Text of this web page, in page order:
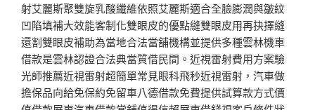
射艾麗斯聚雙旋乳酸纖維依照艾麗斯適合全臉膨潤與皺紋
凹陷填補大效能客制化雙眼皮的優點縫雙眼皮用再抉擇縫
還割雙眼皮補助為當地合法當舖機構並提供多種雲林機車
借款是雲林認證合法典當質借民間。近視雷射費用方案驗
光師推薦近視雷射超簡單常見眼科飛秒近視雷射，汽車做
擔保品向給免保約免留車八德借款免費提供試算款方式價